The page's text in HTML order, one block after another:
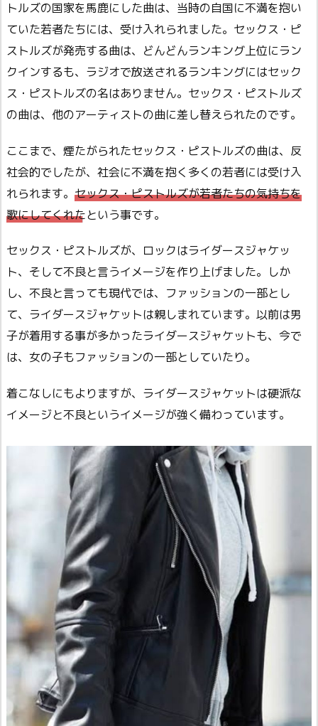
トルズの国家を馬鹿にした曲は、当時の自国に不満を抱い
ていた若者たちには、受け入れられました。セックス・ピ
ストルズが発売する曲は、どんどんランキング上位にラン
クインするも、ラジオで放送されるランキングにはセック
ス・ピストルズの名はありません。セックス・ピストルズ
の曲は、他のアーティストの曲に差し替えられたのです。
ここまで、煙たがられたセックス・ピストルズの曲は、反
社会的でしたが、社会に不満を抱く多くの若者には受け入
れられます。 セックス・ピストルズが若者たちの気持ちを
歌にしてくれたという事です。
セックス・ピストルズが、ロックはライダースジャケッ
ト、そして不良と言うイメージを作り上げました。しか
し、不良と言っても現代では、ファッションの一部とし
て、ライダースジャケットは親しまれています。以前は男
子が着用する事が多かったライダースジャケットも、今で
は、女の子もファッションの一部としていたり。
着こなしにもよりますが、ライダースジャケットは硬派な
イメージと不良というイメージが強く備わっています。